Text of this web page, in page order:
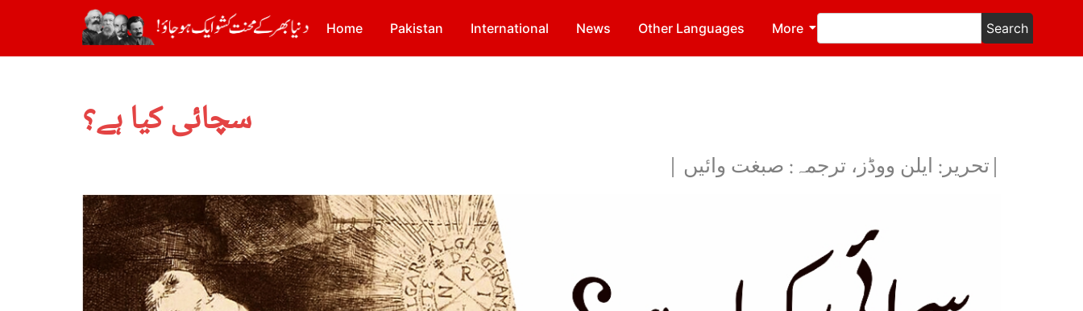
Home Pakistan International News Other Languages More Search
سچائی کیا ہے؟
|تحریر: ایلن ووڈز، ترجمہ: صبغت وائیں |